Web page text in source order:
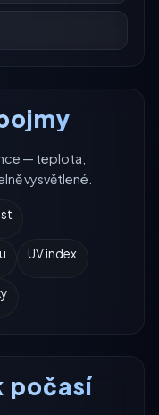
— teplota,
vysvětlené.
UV index
počasí